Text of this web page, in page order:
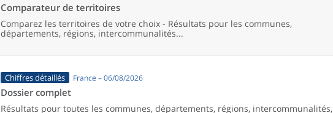
Comparateur de territoires
Comparez les territoires de votre choix - Résultats pour les communes,
départements, régions, intercommunalités...
Chiffres détaillés France – 06/08/2026
Dossier complet
Résultats pour toutes les communes, départements, régions, intercommunalités,